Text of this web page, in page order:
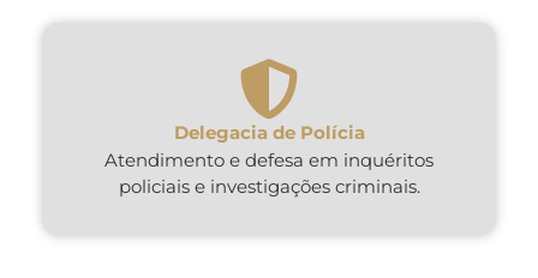
Delegacia de Polícia
Atendimento e defesa em inquéritos
policiais e investigações criminais.